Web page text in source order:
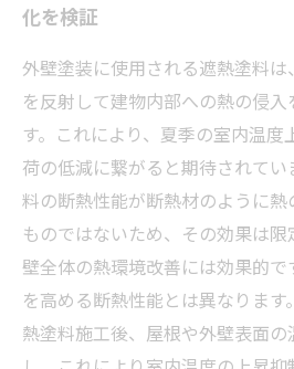
化を検証
外壁塗装に使用される遮熱塗料
を反射して建物内部への熱の侵
す。これにより、夏季の室内温度
荷の低減に繋がると期待されて
料の断熱性能が断熱材のように
ものではないため、その効果は
壁全体の熱環境改善には効果的
を高める断熱性能とは異なりま
熱塗料施工後、屋根や外壁表面